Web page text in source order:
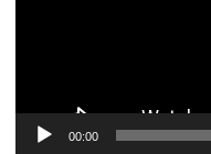
00:00